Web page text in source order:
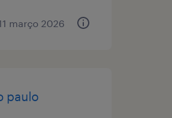
março 2026
paulo